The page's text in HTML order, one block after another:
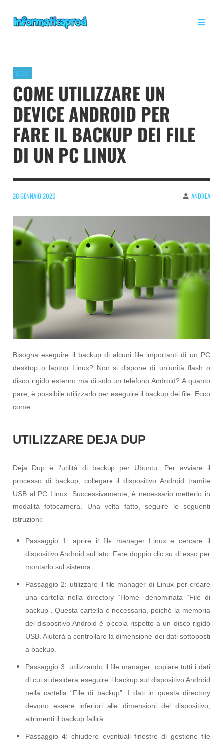
GEEK
COME UTILIZZARE UN
DEVICE ANDROID PER
FARE IL BACKUP DEI FILE
DI UN PC LINUX
28 GENNAIO 2020 ANDREA
Bisogna eseguire il backup di alcuni file importanti di un PC
desktop o laptop Linux? Non si dispone di un’unità flash o
disco rigido esterno ma di solo un telefono Android? A quanto
pare, è possibile utilizzarlo per eseguire il backup dei file. Ecco
come.
UTILIZZARE DEJA DUP
Deja Dup è l’utilità di backup per Ubuntu. Per avviare il
processo di backup, collegare il dispositivo Android tramite
USB al PC Linux. Successivamente, è necessario metterlo in
modalità fotocamera. Una volta fatto, seguire le seguenti
istruzioni:
Passaggio 1: aprire il file manager Linux e cercare il
dispositivo Android sul lato. Fare doppio clic su di esso per
montarlo sul sistema.
Passaggio 2: utilizzare il file manager di Linux per creare
una cartella nella directory “Home” denominata “File di
backup”. Questa cartella è necessaria, poiché la memoria
del dispositivo Android è piccola rispetto a un disco rigido
USB. Aiuterà a controllare la dimensione dei dati sottoposti
a backup.
Passaggio 3: utilizzando il file manager, copiare tutti i dati
di cui si desidera eseguire il backup sul dispositivo Android
nella cartella “File di backup”. I dati in questa directory
devono essere inferiori alle dimensioni del dispositivo,
altrimenti il ​​backup fallirà.
Passaggio 4: chiudere eventuali finestre di gestione file